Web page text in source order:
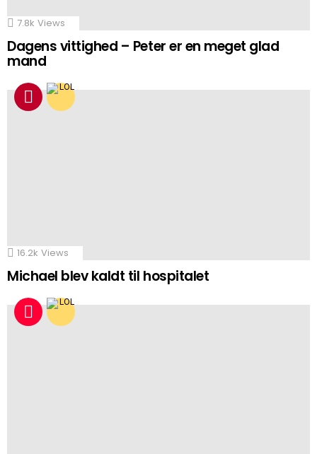
7.8k Views
Dagens vittighed – Peter er en meget glad
mand
16.2k Views
Michael blev kaldt til hospitalet